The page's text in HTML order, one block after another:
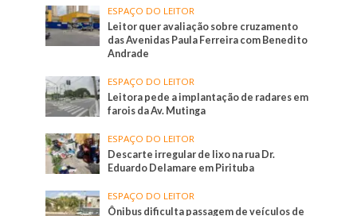
ESPAÇO DO LEITOR
Leitor quer avaliação sobre cruzamento
das Avenidas Paula Ferreira com Benedito
Andrade
ESPAÇO DO LEITOR
Leitora pede a implantação de radares em
farois da Av. Mutinga
ESPAÇO DO LEITOR
Descarte irregular de lixo na rua Dr.
Eduardo Delamare em Pirituba
ESPAÇO DO LEITOR
Ônibus dificulta passagem de veículos de